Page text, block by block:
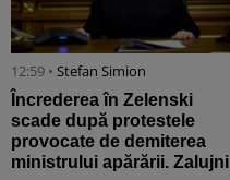
12:59 • Stefan Simion
Încrederea în Zelenski
scade după protestele
provocate de demiterea
ministrului apărării. Zalujni